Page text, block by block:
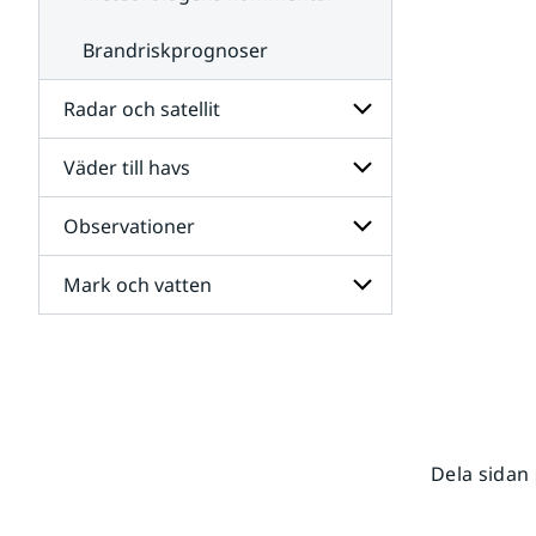
Brandriskprognoser
Radar och satellit
Undersidor
för
Radar
och
satellit
Väder till havs
Undersidor
för
Väder
till
havs
Observationer
Undersidor
för
Mark och vatten
Dela sidan